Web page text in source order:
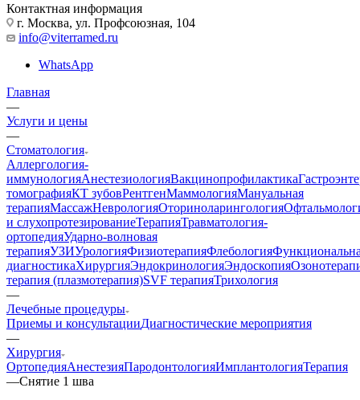
Контактная информация
г. Москва, ул. Профсоюзная, 104
info@viterramed.ru
WhatsApp
Главная
—
Услуги и цены
—
Стоматология
Аллергология-
иммунологияАнестезиологияВакцинопрофилактика
томографияКТ зубовРентгенМаммологияМануальная
терапияМассажНеврологияОториноларингология
и слухопротезированиеТерапияТравматология-
ортопедияУдарно-волновая
терапияУЗИУрологияФизиотерапияФлебология
диагностикаХирургияЭндокринологияЭндоскопия
терапия (плазмотерапия)SVF терапияТрихология
—
Лечебные процедуры
Приемы и консультацииДиагностические мероприятия
—
Хирургия
ОртопедияАнестезияПародонтологияИмплантологияТерапия
—Снятие 1 шва